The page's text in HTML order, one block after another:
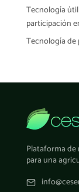
Tecnología
participación
Tecnología de
Plataforma
para una